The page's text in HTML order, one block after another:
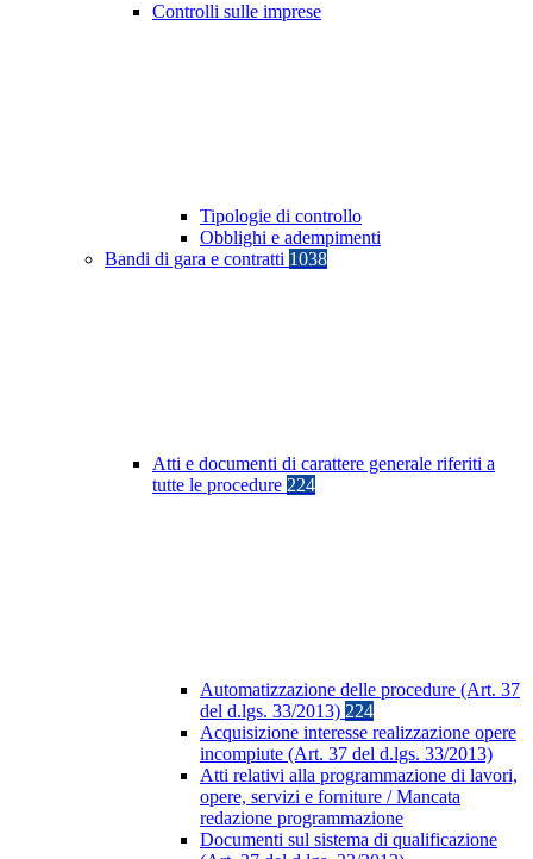
Controlli sulle imprese
Tipologie di controllo
Obblighi e adempimenti
Bandi di gara e contratti 1038
Atti e documenti di carattere generale riferiti a
tutte le procedure 224
Automatizzazione delle procedure (Art. 37
del d.lgs. 33/2013) 224
Acquisizione interesse realizzazione opere
incompiute (Art. 37 del d.lgs. 33/2013)
Atti relativi alla programmazione di lavori,
opere, servizi e forniture / Mancata
redazione programmazione
Documenti sul sistema di qualificazione